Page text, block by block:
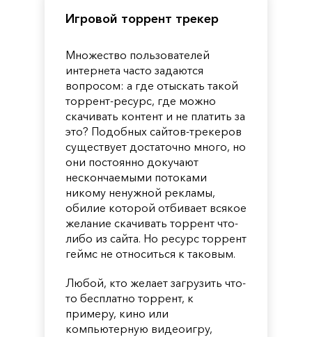
Игровой торрент трекер
Множество пользователей
интернета часто задаются
вопросом: а где отыскать такой
торрент-ресурс, где можно
скачивать контент и не платить за
это? Подобных сайтов-трекеров
существует достаточно много, но
они постоянно докучают
нескончаемыми потоками
никому ненужной рекламы,
обилие которой отбивает всякое
желание скачивать торрент что-
либо из сайта. Но ресурс торрент
геймс не относиться к таковым.
Любой, кто желает загрузить что-
то бесплатно торрент, к
примеру, кино или
компьютерную видеоигру,